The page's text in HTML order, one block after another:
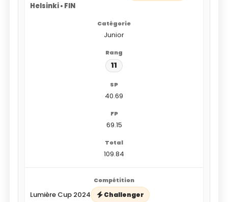
Helsinki • FIN
Junior
11
40.69
69.15
109.84
Lumière Cup 2024 Challenger